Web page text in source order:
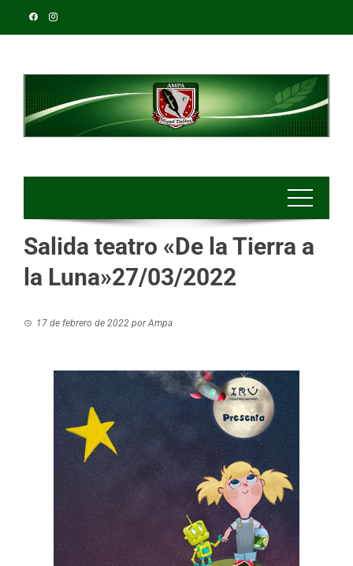
Salida teatro «De la Tierra a
la Luna»27/03/2022
17 de febrero de 2022 porAmpa